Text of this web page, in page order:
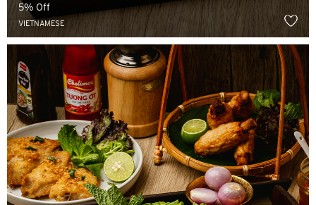
5% Off
VIETNAMESE
ภาษา
ยืนยัน
สถานที่แนะนำ
สถานที่แนะนำ
กรุงเทพฯ, ไทย
ซิดนีย์, Australia
สิงคโปร์